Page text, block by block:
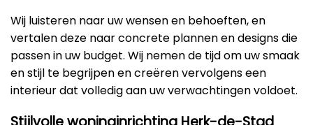
Wij luisteren naar uw wensen en behoeften, en
vertalen deze naar concrete plannen en designs die
passen in uw budget. Wij nemen de tijd om uw smaak
en stijl te begrijpen en creëren vervolgens een
interieur dat volledig aan uw verwachtingen voldoet.